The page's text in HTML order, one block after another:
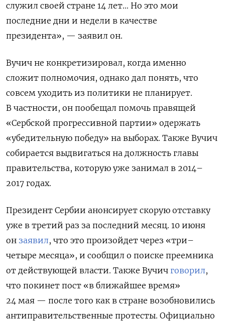
служил своей стране 14 лет… Но это мои
последние дни и недели в качестве
президента», — заявил он.
Вучич не конкретизировал, когда именно
сложит полномочия, однако дал понять, что
совсем уходить из политики не планирует.
В частности, он пообещал помочь правящей
«Сербской прогрессивной партии» одержать
«убедительную победу» на выборах. Также Вучич
собирается выдвигаться на должность главы
правительства, которую уже занимал в 2014–
2017 годах.
Президент Сербии анонсирует скорую отставку
уже в третий раз за последний месяц. 10 июня
он заявил, что это произойдет через «три–
четыре месяца», и сообщил о поиске преемника
от действующей власти. Также Вучич говорил,
что покинет пост «в ближайшее время»
24 мая — после того как в стране возобновились
антиправительственные протесты. Официально